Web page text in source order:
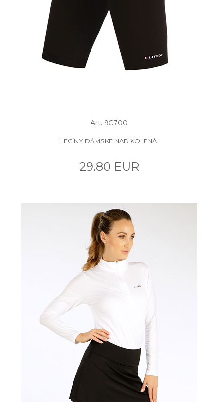
Art: 9C700
LEGÍNY DÁMSKE NAD KOLENÁ.
29.80 EUR